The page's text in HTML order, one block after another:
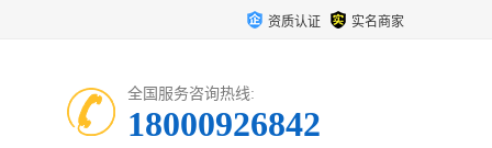
资质认证 实名商家
全国服务咨询热线:
18000926842